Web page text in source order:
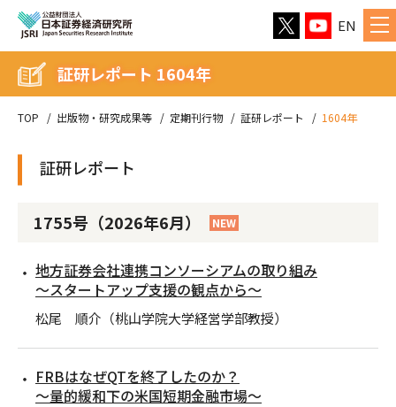
EN
TOP 出版物・研究成果等 定期刊行物 証研レポート 1604年
証研レポート 1604年
証研レポート
1755号（2026年6月） NEW
地方証券会社連携コンソーシアムの取り組み
～スタートアップ支援の観点から～
松尾 順介（桃山学院大学経営学部教授）
FRBはなぜQTを終了したのか？
～量的緩和下の米国短期金融市場～